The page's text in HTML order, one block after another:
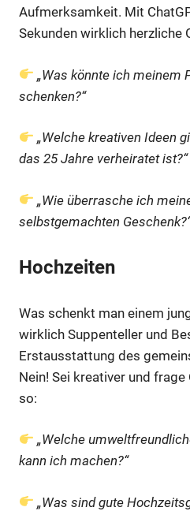
Aufmerksamkeit. Mit
Sekunden wirklich herzliche
„Was könnte ich meinem
schenken?“
„Welche kreativen Ideen
das 25 Jahre verheiratet ist?“
„Wie überrasche ich
selbstgemachten
Hochzeiten
Was schenkt man einem
wirklich Suppenteller und
Erstausstattung des
Nein! Sei kreativer und
so:
„Welche
kann ich machen?“
„Was sind gute